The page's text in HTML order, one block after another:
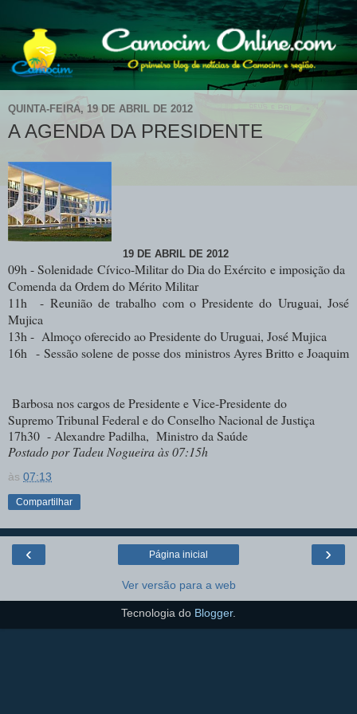
QUINTA-FEIRA, 19 DE ABRIL DE 2012
A AGENDA DA PRESIDENTE
19 DE ABRIL DE 2012
09h - Solenidade Cívico-Militar do Dia do Exército e imposição da
Comenda da Ordem do Mérito Militar
11h - Reunião de trabalho com o Presidente do Uruguai, José
Mujica
13h - Almoço oferecido ao Presidente do Uruguai, José Mujica
16h - Sessão solene de posse dos ministros Ayres Britto e Joaquim
Barbosa nos cargos de Presidente e Vice-Presidente do
Supremo Tribunal Federal e do Conselho Nacional de Justiça
17h30 - Alexandre Padilha, Ministro da Saúde
Postado por Tadeu Nogueira às 07:15h
às 07:13
Compartilhar
‹ ›
Página inicial
Ver versão para a web
Tecnologia do Blogger.